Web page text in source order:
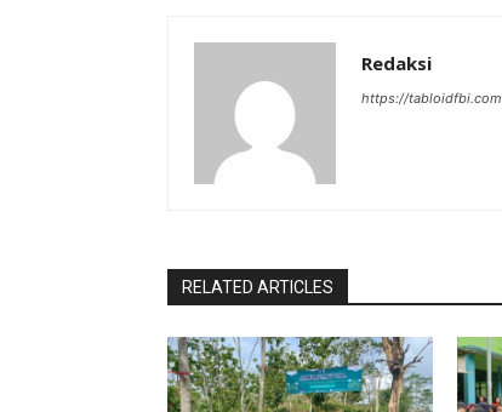
Redaksi
https://tabloidfbi.com
RELATED ARTICLES